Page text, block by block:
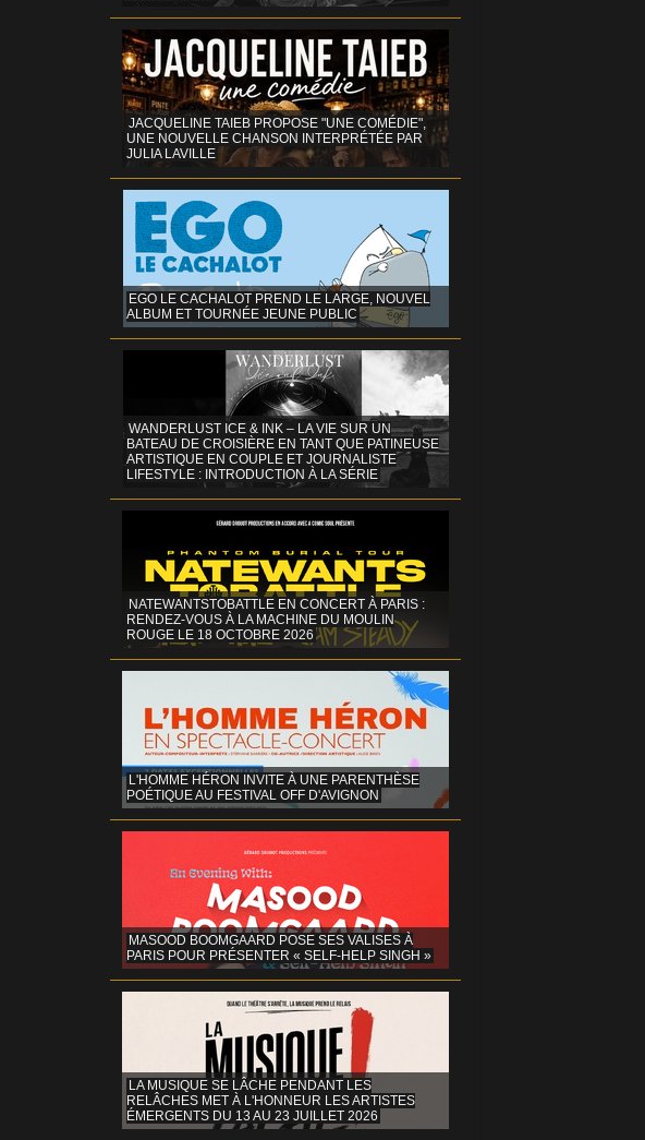
JACQUELINE TAIEB PROPOSE "UNE COMÉDIE",
UNE NOUVELLE CHANSON INTERPRÉTÉE PAR
JULIA LAVILLE
EGO LE CACHALOT PREND LE LARGE, NOUVEL
ALBUM ET TOURNÉE JEUNE PUBLIC
WANDERLUST ICE & INK – LA VIE SUR UN
BATEAU DE CROISIÈRE EN TANT QUE PATINEUSE
ARTISTIQUE EN COUPLE ET JOURNALISTE
LIFESTYLE : INTRODUCTION À LA SÉRIE
NATEWANTSTOBATTLE EN CONCERT À PARIS :
RENDEZ-VOUS À LA MACHINE DU MOULIN
ROUGE LE 18 OCTOBRE 2026
L'HOMME HÉRON INVITE À UNE PARENTHÈSE
POÉTIQUE AU FESTIVAL OFF D'AVIGNON
MASOOD BOOMGAARD POSE SES VALISES À
PARIS POUR PRÉSENTER « SELF-HELP SINGH »
LA MUSIQUE SE LÂCHE PENDANT LES
RELÂCHES MET À L'HONNEUR LES ARTISTES
ÉMERGENTS DU 13 AU 23 JUILLET 2026